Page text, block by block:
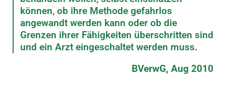
können, ob ihre Methode gefahrlos
angewandt werden kann oder ob die
Grenzen ihrer Fähigkeiten überschritten sind
und ein Arzt eingeschaltet werden muss.
BVerwG, Aug 2010